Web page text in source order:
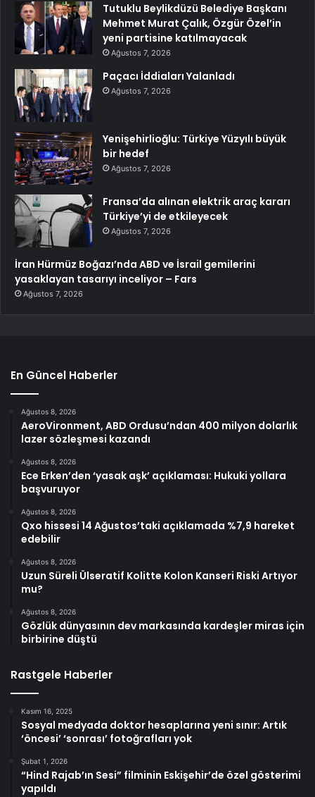
Tutuklu Beylikdüzü Belediye Başkanı
Mehmet Murat Çalık, Özgür Özel’in
yeni partisine katılmayacak
Ağustos 7, 2026
Paçacı İddiaları Yalanladı
Ağustos 7, 2026
Yenişehirlioğlu: Türkiye Yüzyılı büyük
bir hedef
Ağustos 7, 2026
Fransa’da alınan elektrik araç kararı
Türkiye’yi de etkileyecek
Ağustos 7, 2026
İran Hürmüz Boğazı’nda ABD ve İsrail gemilerini
yasaklayan tasarıyı inceliyor – Fars
Ağustos 7, 2026
En Güncel Haberler
Ağustos 8, 2026
AeroVironment, ABD Ordusu’ndan 400 milyon dolarlık
lazer sözleşmesi kazandı
Ağustos 8, 2026
Ece Erken’den ‘yasak aşk’ açıklaması: Hukuki yollara
başvuruyor
Ağustos 8, 2026
Qxo hissesi 14 Ağustos’taki açıklamada %7,9 hareket
edebilir
Ağustos 8, 2026
Uzun Süreli Ülseratif Kolitte Kolon Kanseri Riski Artıyor
mu?
Ağustos 8, 2026
Gözlük dünyasının dev markasında kardeşler miras için
birbirine düştü
Rastgele Haberler
Kasım 16, 2025
Sosyal medyada doktor hesaplarına yeni sınır: Artık
‘öncesi’ ‘sonrası’ fotoğrafları yok
Şubat 1, 2026
“Hind Rajab’ın Sesi” filminin Eskişehir’de özel gösterimi
yapıldı